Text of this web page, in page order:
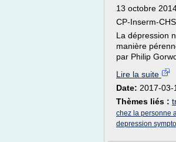
13 octobre
CP-Inserm-
La dépression
manière
par Philip
Lire la suite
Date: 2017-03-
Thèmes liés :
chez la personne
depression